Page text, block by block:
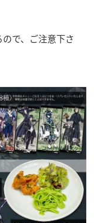
で、ご注意下さ